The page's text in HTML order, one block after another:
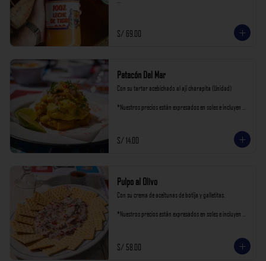
S/ 69.00
Patacón Del Mar
Con su tartar acebichado al ají charapita (Unidad)
*Nuestros precios están expresados en soles e incluyen
S/ 14.00
Pulpo al Olivo
Con su crema de aceitunas de botija y galletitas.
*Nuestros precios están expresados en soles e incluyen
S/ 58.00